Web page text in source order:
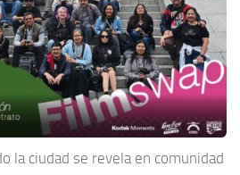
la ciudad se revela en comunidad